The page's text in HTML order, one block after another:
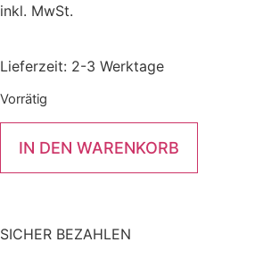
inkl. MwSt.
Lieferzeit: 2-3 Werktage
Vorrätig
IN DEN WARENKORB
SICHER BEZAHLEN